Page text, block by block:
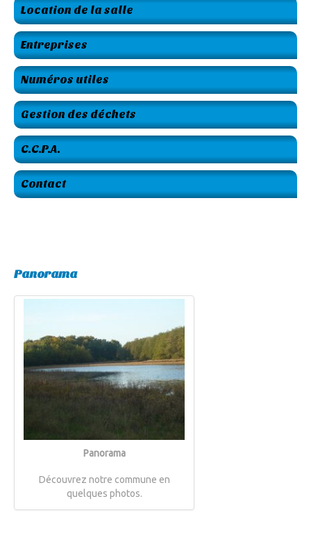
Location de la salle
Entreprises
Numéros utiles
Gestion des déchets
C.C.P.A.
Contact
Panorama
Panorama
Découvrez notre commune en
quelques photos.